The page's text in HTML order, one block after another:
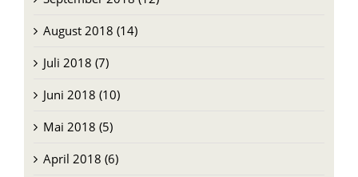
August 2018 (14)
Juli 2018 (7)
Juni 2018 (10)
Mai 2018 (5)
April 2018 (6)